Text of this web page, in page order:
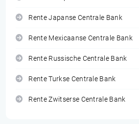
Rente Japanse Centrale Bank
Rente Mexicaanse Centrale Bank
Rente Russische Centrale Bank
Rente Turkse Centrale Bank
Rente Zwitserse Centrale Bank